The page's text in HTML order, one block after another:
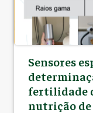
Sensores
fertilidade
nutrição